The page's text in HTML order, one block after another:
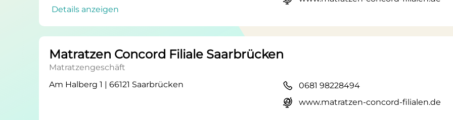
Details anzeigen
Matratzen Concord Filiale Saarbrücken
Matratzengeschäft
Am Halberg 1 | 66121 Saarbrücken
0681 98228494
www.matratzen-concord-filialen.de